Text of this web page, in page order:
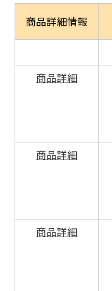
商品詳細情報
商品詳細
商品詳細
商品詳細